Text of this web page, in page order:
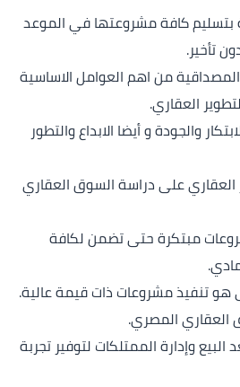
بتسليم كافة مشروعتها في الموعد
تأخير.
المصداقية من اهم العوامل الاساسية
العقاري.
والجودة و أيضا الابداع والتطور
على دراسة السوق العقاري
مبتكرة حتى تضمن لكافة
تنفيذ مشروعات ذات قيمة عالية.
العقاري المصري.
وإدارة الممتلكات لتوفير تجربة